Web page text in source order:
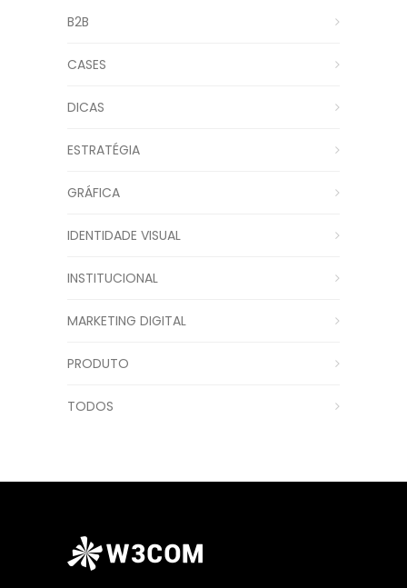
B2B
CASES
DICAS
ESTRATÉGIA
GRÁFICA
IDENTIDADE VISUAL
INSTITUCIONAL
MARKETING DIGITAL
PRODUTO
TODOS